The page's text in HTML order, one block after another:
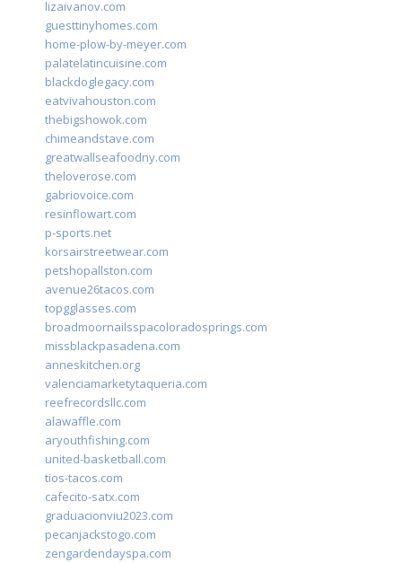
lizaivanov.com
guesttinyhomes.com
home-plow-by-meyer.com
palatelatincuisine.com
blackdoglegacy.com
eatvivahouston.com
thebigshowok.com
chimeandstave.com
greatwallseafoodny.com
theloverose.com
gabriovoice.com
resinflowart.com
p-sports.net
korsairstreetwear.com
petshopallston.com
avenue26tacos.com
topgglasses.com
broadmoornailsspacoloradosprings.com
missblackpasadena.com
anneskitchen.org
valenciamarketytaqueria.com
reefrecordsllc.com
alawaffle.com
aryouthfishing.com
united-basketball.com
tios-tacos.com
cafecito-satx.com
graduacionviu2023.com
pecanjackstogo.com
zengardendayspa.com